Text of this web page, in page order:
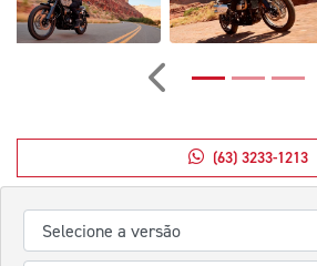
Anterior
(63) 3233-1213